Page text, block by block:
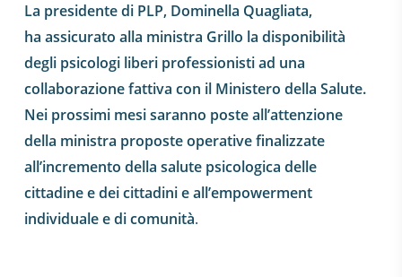
La presidente di PLP, Dominella Quagliata,
ha assicurato alla ministra Grillo la disponibilità
degli psicologi liberi professionisti ad una
collaborazione fattiva con il Ministero della Salute.
Nei prossimi mesi saranno poste all’attenzione
della ministra proposte operative finalizzate
all’incremento della salute psicologica delle
cittadine e dei cittadini e all’empowerment
individuale e di comunità.